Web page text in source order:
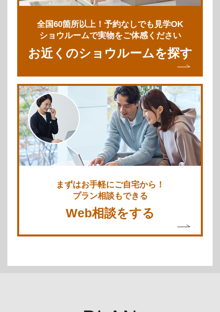
全国60箇所以上！予約なしでも見学OK
ショウルームで実物をご体感ください
お近くのショウルームを探す
まずはお手軽にご自宅から！
プラン相談もできる
Web相談をする